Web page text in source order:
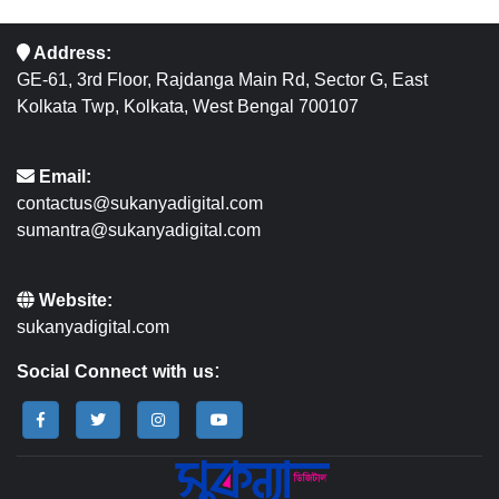
Address:
GE-61, 3rd Floor, Rajdanga Main Rd, Sector G, East
Kolkata Twp, Kolkata, West Bengal 700107
Email:
contactus@sukanyadigital.com
sumantra@sukanyadigital.com
Website:
sukanyadigital.com
Social Connect with us: